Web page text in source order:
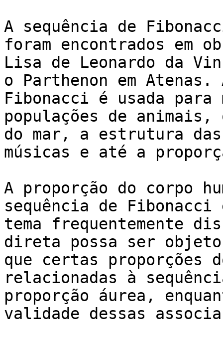
A sequência de
foram encontrados em
Lisa de Leonardo da
o Parthenon em
Fibonacci é usada para
populações de animais,
do mar, a estrutura
músicas e até a
A proporção do corpo
sequência de Fibonacci
tema frequentemente
direta possa ser objeto
que certas proporções
relacionadas à
proporção áurea,
validade dessas